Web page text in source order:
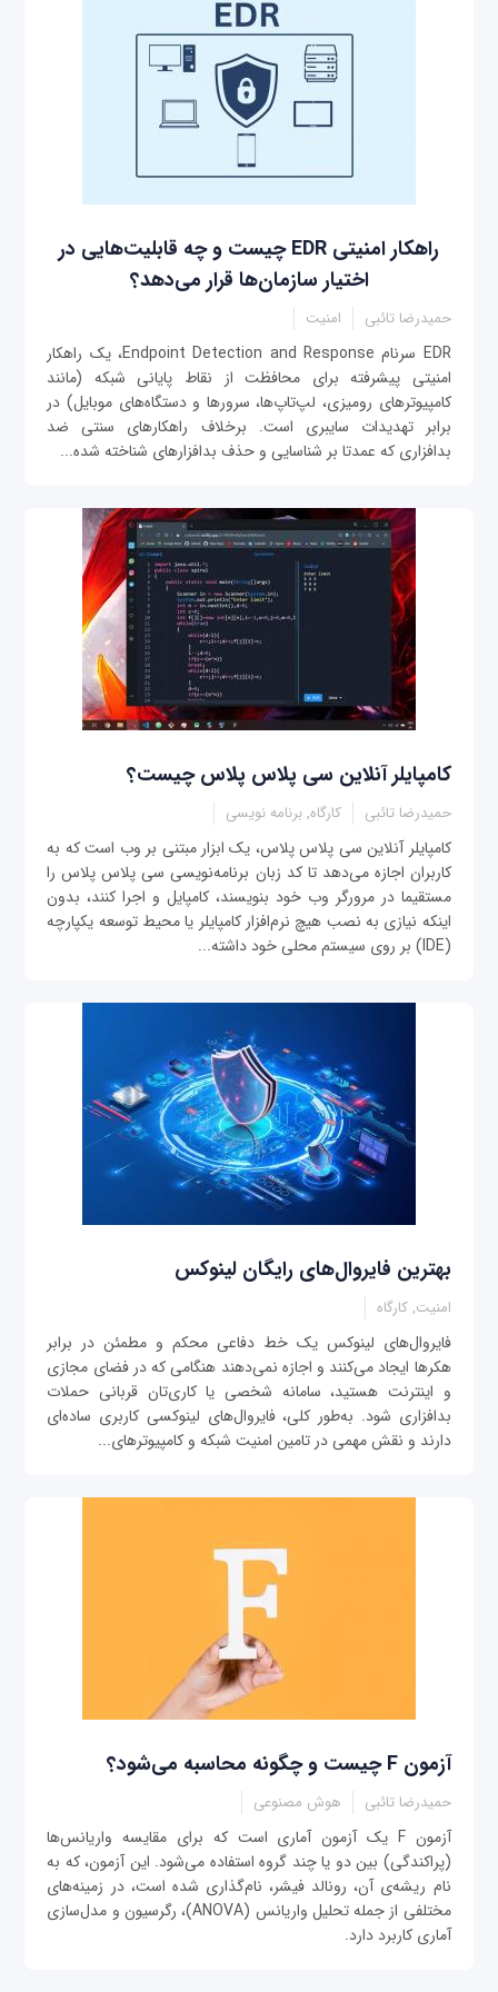
راهکار امنیتی EDR چیست و چه قابلیت‌هایی در
اختیار سازمان‌ها قرار می‌دهد؟
حمیدرضا تائبی امنیت
EDR سرنام Endpoint Detection and Response، یک راهکار
امنیتی پیشرفته برای محافظت از نقاط پایانی شبکه (مانند
کامپیوترهای رومیزی، لپ‌تاپ‌ها، سرورها و دستگاه‌های موبایل) در
برابر تهدیدات سایبری است. برخلاف راهکارهای سنتی ضد
بدافزاری که عمدتا بر شناسایی و حذف بدافزارهای شناخته شده...
کامپایلر آنلاین سی پلاس پلاس چیست؟
حمیدرضا تائبی کارگاه, برنامه نویسی
کامپایلر آنلاین سی پلاس پلاس، یک ابزار مبتنی بر وب است که به
کاربران اجازه می‌دهد تا کد زبان برنامه‌نویسی سی پلاس پلاس را
مستقیما در مرورگر وب خود بنویسند، کامپایل و اجرا کنند، بدون
اینکه نیازی به نصب هیچ نرم‌افزار کامپایلر یا محیط توسعه یکپارچه
(IDE) بر روی سیستم محلی خود داشته...
بهترین فایروال‌های رایگان لینوکس
امنیت, کارگاه
فایروال‌های لینوکس یک خط دفاعی محکم و مطمئن در برابر
هکرها ایجاد می‌کنند و اجازه نمی‌دهند هنگامی که در فضای مجازی
و اینترنت هستید، سامانه شخصی یا کاری‌تان قربانی حملات
بدافزاری شود. به‌طور کلی، فایروال‌های لینوکسی کاربری ساده‌ای
دارند و نقش مهمی در تامین امنیت شبکه و کامپیوترهای...
آزمون F چیست و چگونه محاسبه می‌شود؟
حمیدرضا تائبی هوش مصنوعی
آزمون F یک آزمون آماری است که برای مقایسه واریانس‌ها
(پراکندگی) بین دو یا چند گروه استفاده می‌شود. این آزمون، که به
نام ریشه‌ی آن، رونالد فیشر، نام‌گذاری شده است، در زمینه‌های
مختلفی از جمله تحلیل واریانس (ANOVA)، رگرسیون و مدل‌سازی
آماری کاربرد دارد.